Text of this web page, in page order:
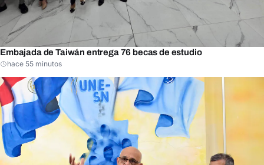
Embajada de Taiwán entrega 76 becas de estudio
hace 55 minutos